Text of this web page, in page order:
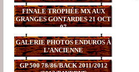
FINALE TROPHÉE MX AUX
GRANGES GONTARDES 21 OCT
07
GALERIE PHOTOS ENDUROS À
L’ANCIENNE
GP 500 78/86/BACK 2011/2012